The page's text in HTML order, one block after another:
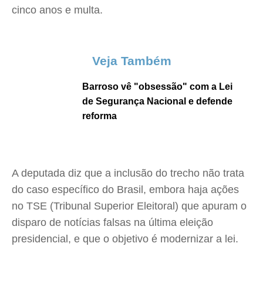
cinco anos e multa.
Veja Também
Barroso vê "obsessão" com a Lei
de Segurança Nacional e defende
reforma
A deputada diz que a inclusão do trecho não trata
do caso específico do Brasil, embora haja ações
no TSE (Tribunal Superior Eleitoral) que apuram o
disparo de notícias falsas na última eleição
presidencial, e que o objetivo é modernizar a lei.